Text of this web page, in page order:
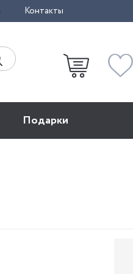
Контакты
Подарки